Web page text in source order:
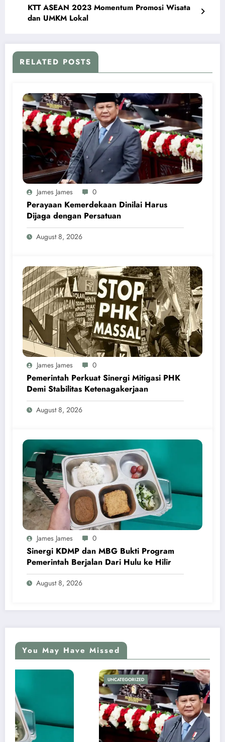
KTT ASEAN 2023 Momentum Promosi Wisata
dan UMKM Lokal
RELATED POSTS
James James 0
Perayaan Kemerdekaan Dinilai Harus
Dijaga dengan Persatuan
August 8, 2026
James James 0
Pemerintah Perkuat Sinergi Mitigasi PHK
Demi Stabilitas Ketenagakerjaan
August 8, 2026
James James 0
Sinergi KDMP dan MBG Bukti Program
Pemerintah Berjalan Dari Hulu ke Hilir
August 8, 2026
You May Have Missed